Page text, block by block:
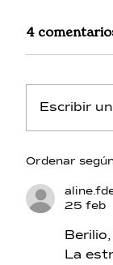
Berilio -
4
Escribir
Ordenar
25 feb
La